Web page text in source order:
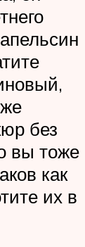
без
вы тоже
как
их в